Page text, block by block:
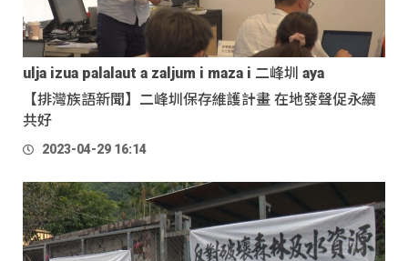
ulja izua palalaut a zaljum i maza i 二峰圳 aya
【排灣族語新聞】二峰圳保存維護計畫 在地發聲促永續
共好
2023-04-29 16:14